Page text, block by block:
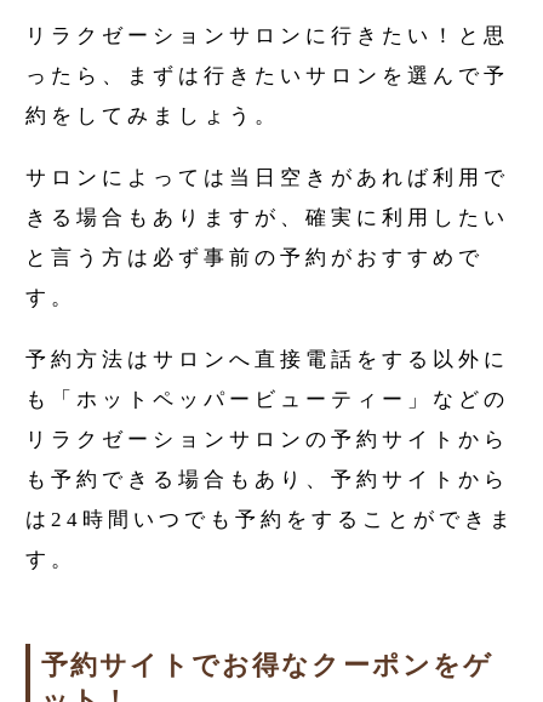
リラクゼーションサロンに行きたい！と思
ったら、まずは行きたいサロンを選んで予
約をしてみましょう。
サロンによっては当日空きがあれば利用で
きる場合もありますが、確実に利用したい
と言う方は必ず事前の予約がおすすめで
す。
予約方法はサロンへ直接電話をする以外に
も「ホットペッパービューティー」などの
リラクゼーションサロンの予約サイトから
も予約できる場合もあり、予約サイトから
は24時間いつでも予約をすることができま
す。
予約サイトでお得なクーポンをゲ